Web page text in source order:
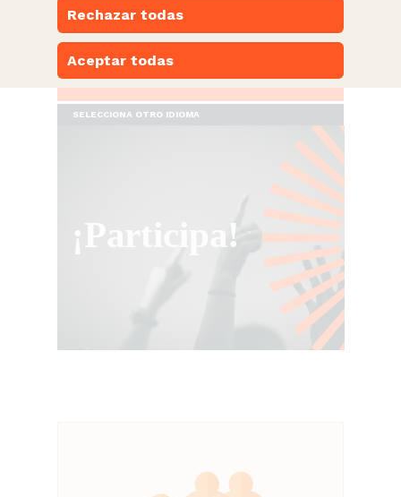
PARTICIPA
ESPACIO NARANJA
SELECCIONA OTRO IDIOMA
Rechazar todas
Aceptar todas